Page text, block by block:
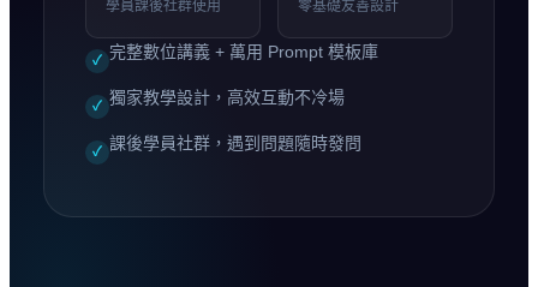
學員課後社群使用 零基礎友善設計
✓ 完整數位講義 + 萬用 Prompt 模板庫
✓ 獨家教學設計，高效互動不冷場
✓ 課後學員社群，遇到問題隨時發問